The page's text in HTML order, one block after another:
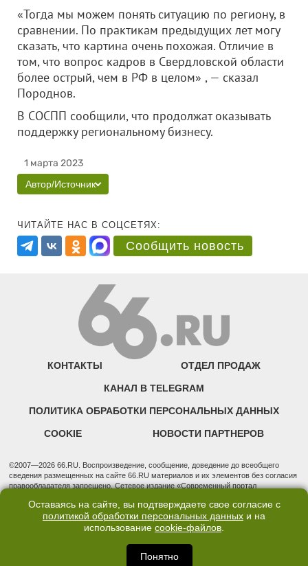
«Тогда мы можем понять ситуацию по региону, в
сравнении. По практикам предыдущих лет могу
сказать, что картина очень похожая. Отличие в
том, что вопрос кадров в Свердловской области
более острый, чем в РФ в целом» , — сказал
Породнов.
В СОСПП сообщили, что продолжат оказывать
поддержку региональному бизнесу.
1 марта 2023
Автор/Источник
ЧИТАЙТЕ НАС В СОЦСЕТЯХ:
Сообщить новость
КОНТАКТЫ ОТДЕЛ ПРОДАЖ
КАНАЛ В TELEGRAM
ПОЛИТИКА ОБРАБОТКИ ПЕРСОНАЛЬНЫХ ДАННЫХ
COOKIE НОВОСТИ ПАРТНЕРОВ
©2007—2026 66.RU. Воспроизведение, сообщение, доведение до всеобщего
сведения размещенных на сайте 66.RU материалов и их элементов без согласия
правообладателя запрещено. Сетевое издание «Современный портал
надзору в сфере связи, информационных технологий и массовых коммуникаций
(Роскомнадзор). Регистрационный номер ЭЛ № ФС 77 - 76634 от 02.09.2019
Учредитель: Общество с ограниченной ответственностью "66.ру". Юридический
3, оф. 7015 Фактический адрес редакции и отдела продаж: 620014, Свердловская
обл., г. Екатеринбург, ул. Бориса Ельцина, д. 3, оф. 7015, +7 (343) 288-50-66
Оставаясь на сайте, вы подтверждаете свое согласие с
политикой обработки персональных данных и на
использование cookie-файлов.
Понятно